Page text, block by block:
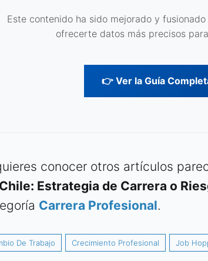
Este contenido ha sido mejorado y
ofrecerte datos más precisos
👉 Ver la Guía
conocer otros artículos
Estrategia de Carrera o
Carrera Profesional.
De Trabajo Crecimiento Profesional Job